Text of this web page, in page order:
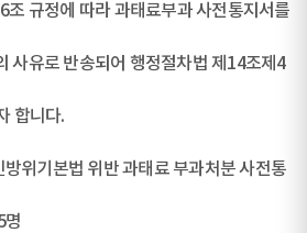
조 규정에 따라 과태료부과 사전통지서를
사유로 반송되어 행정절차법 제14조제4
합니다.
위기본법 위반 과태료 부과처분 사전통
명